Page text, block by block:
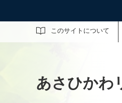
このサイトについて
サイト内検索
あさひかわ